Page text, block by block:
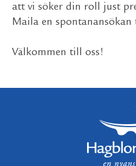
att vi söker din roll just
Maila en
Välkommen till oss!